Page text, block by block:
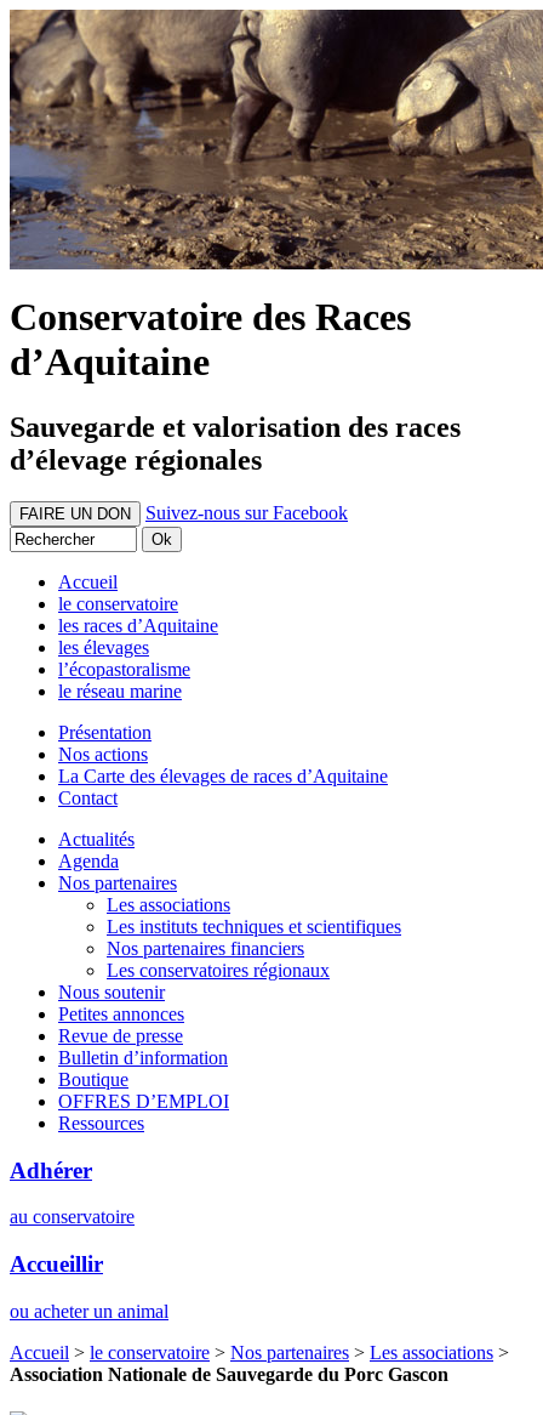
Conservatoire des Races
d’Aquitaine
Sauvegarde et valorisation des races
d’élevage régionales
FAIRE UN DON Suivez-nous sur Facebook
Accueil
le conservatoire
les races d’Aquitaine
les élevages
l’écopastoralisme
le réseau marine
Présentation
Nos actions
La Carte des élevages de races d’Aquitaine
Contact
Actualités
Agenda
Nos partenaires
Les associations
Les instituts techniques et scientifiques
Nos partenaires financiers
Les conservatoires régionaux
Nous soutenir
Petites annonces
Revue de presse
Bulletin d’information
Boutique
OFFRES D’EMPLOI
Ressources
Adhérer
au conservatoire
Accueillir
ou acheter un animal
Accueil > le conservatoire > Nos partenaires > Les associations >
Association Nationale de Sauvegarde du Porc Gascon